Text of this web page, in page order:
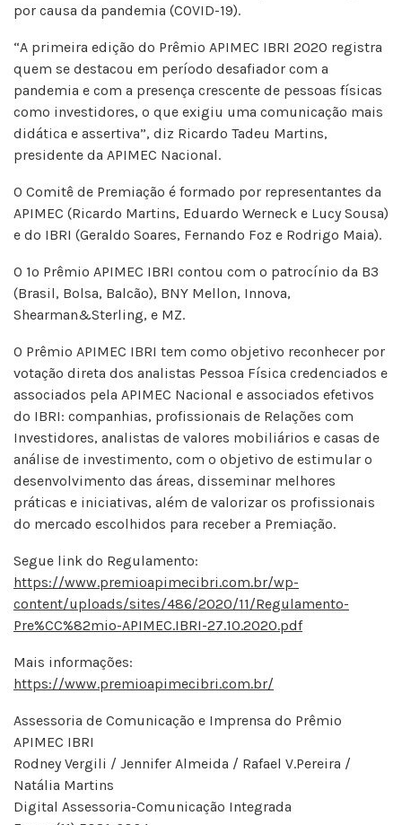
por causa da pandemia (COVID-19).
“A primeira edição do Prêmio APIMEC IBRI 2020 registra
quem se destacou em período desafiador com a
pandemia e com a presença crescente de pessoas físicas
como investidores, o que exigiu uma comunicação mais
didática e assertiva”, diz Ricardo Tadeu Martins,
presidente da APIMEC Nacional.
O Comitê de Premiação é formado por representantes da
APIMEC (Ricardo Martins, Eduardo Werneck e Lucy Sousa)
e do IBRI (Geraldo Soares, Fernando Foz e Rodrigo Maia).
O 1º Prêmio APIMEC IBRI contou com o patrocínio da B3
(Brasil, Bolsa, Balcão), BNY Mellon, Innova,
Shearman&Sterling, e MZ.
O Prêmio APIMEC IBRI tem como objetivo reconhecer por
votação direta dos analistas Pessoa Física credenciados e
associados pela APIMEC Nacional e associados efetivos
do IBRI: companhias, profissionais de Relações com
Investidores, analistas de valores mobiliários e casas de
análise de investimento, com o objetivo de estimular o
desenvolvimento das áreas, disseminar melhores
práticas e iniciativas, além de valorizar os profissionais
do mercado escolhidos para receber a Premiação.
Segue link do Regulamento:
https://www.premioapimecibri.com.br/wp-
content/uploads/sites/486/2020/11/Regulamento-
Pre%CC%82mio-APIMEC.IBRI-27.10.2020.pdf
Mais informações:
https://www.premioapimecibri.com.br/
Assessoria de Comunicação e Imprensa do Prêmio
APIMEC IBRI
Rodney Vergili / Jennifer Almeida / Rafael V.Pereira /
Natália Martins
Digital Assessoria-Comunicação Integrada